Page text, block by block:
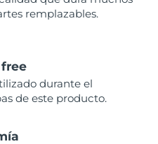
remplazables.
durante el
de este producto.